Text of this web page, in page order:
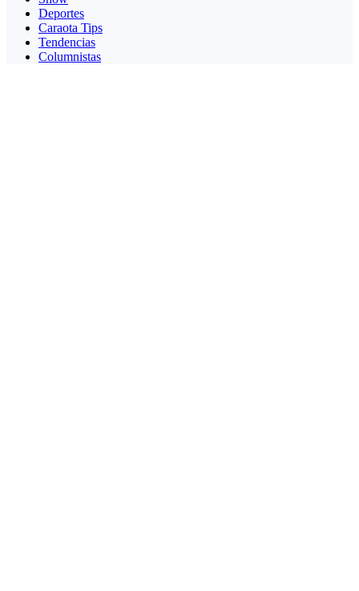
Deportes
Caraota Tips
Tendencias
Columnistas